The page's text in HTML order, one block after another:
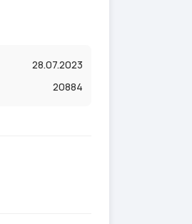
28.07.2023
20884